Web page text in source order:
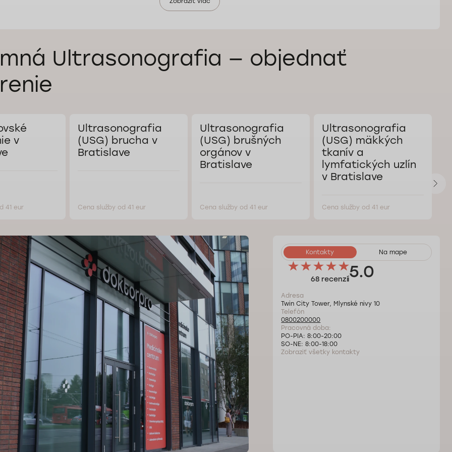
Ultrasonografia — objednať
v
41 eur
Ultrasonografia
(USG) brucha v
Bratislave
Cena služby od 41 eur
Ultrasonografia
(USG) brušných
orgánov v
Bratislave
Cena služby od 41 eur
Ultrasonografia
(USG) mäkkých
tkanív a
lymfatických uzlín
v Bratislave
Cena služby od 41 eur
Kontakty Na mape
Adresa
Twin City Tower, Mlynské nivy 10
68 recenzií5.0
Telefón
0800200000
Pracovná doba:
PO-PIA: 8:00-20:00
SO-NE: 8:00-18:00
Zobraziť všetky kontakty